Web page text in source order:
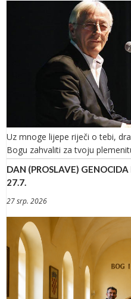
Uz mnoge lijepe riječi o tebi,
Bogu zahvaliti za tvoju
DAN (PROSLAVE)
27.7.
27 srp. 2026